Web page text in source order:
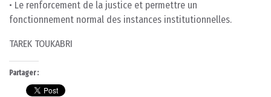
• Le renforcement de la justice et permettre un
fonctionnement normal des instances institutionnelles.
TAREK TOUKABRI
Partager :